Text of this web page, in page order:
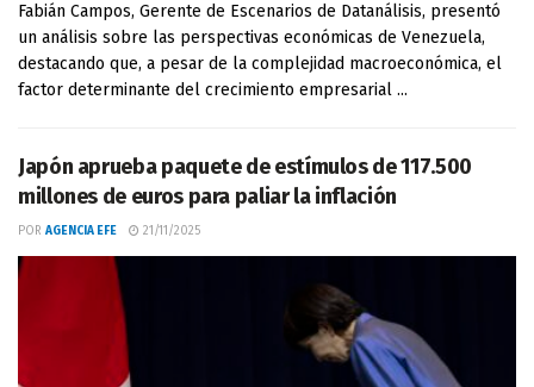
Fabián Campos, Gerente de Escenarios de Datanálisis, presentó
un análisis sobre las perspectivas económicas de Venezuela,
destacando que, a pesar de la complejidad macroeconómica, el
factor determinante del crecimiento empresarial ...
Japón aprueba paquete de estímulos de 117.500
millones de euros para paliar la inflación
POR AGENCIA EFE 21/11/2025